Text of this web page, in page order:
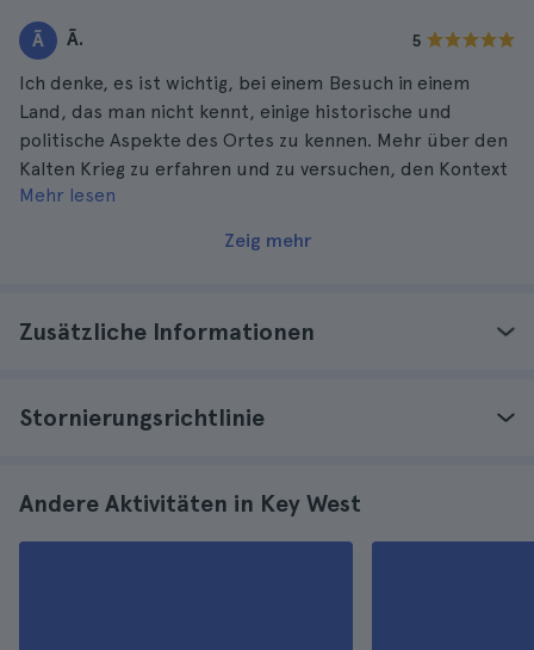
Ã Ã. 5
Ich denke, es ist wichtig, bei einem Besuch in einem
Land, das man nicht kennt, einige historische und
politische Aspekte des Ortes zu kennen. Mehr über den
Kalten Krieg zu erfahren und zu versuchen, den Kontext
zu verstehen, in dem die Atombomben auf Hiroshima
Mehr lesen
Zeig mehr
Zusätzliche Informationen
Stornierungsrichtlinie
Andere Aktivitäten in Key West